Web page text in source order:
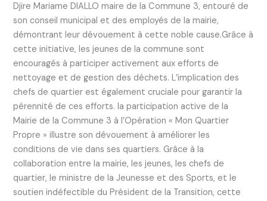
Djire Mariame DIALLO maire de la Commune 3, entouré de
son conseil municipal et des employés de la mairie,
démontrant leur dévouement à cette noble cause.Grâce à
cette initiative, les jeunes de la commune sont
encouragés à participer activement aux efforts de
nettoyage et de gestion des déchets. L’implication des
chefs de quartier est également cruciale pour garantir la
pérennité de ces efforts. la participation active de la
Mairie de la Commune 3 à l’Opération « Mon Quartier
Propre » illustre son dévouement à améliorer les
conditions de vie dans ses quartiers. Grâce à la
collaboration entre la mairie, les jeunes, les chefs de
quartier, le ministre de la Jeunesse et des Sports, et le
soutien indéfectible du Président de la Transition, cette